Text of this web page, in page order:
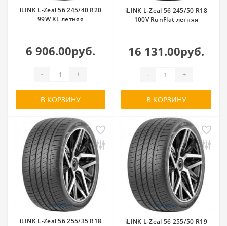
iLINK L-Zeal 56 245/40 R20
99W XL летняя
6 906.00руб.
- +
В КОРЗИНУ
iLINK L-Zeal 56 245/50 R18
100V RunFlat летняя
16 131.00руб.
- +
В КОРЗИНУ
iLINK L-Zeal 56 255/35 R18
iLINK L-Zeal 56 255/50 R19